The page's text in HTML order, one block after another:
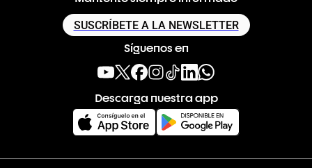
SUSCRÍBETE A LA NEWSLETTER
Síguenos en
Descarga nuestra app